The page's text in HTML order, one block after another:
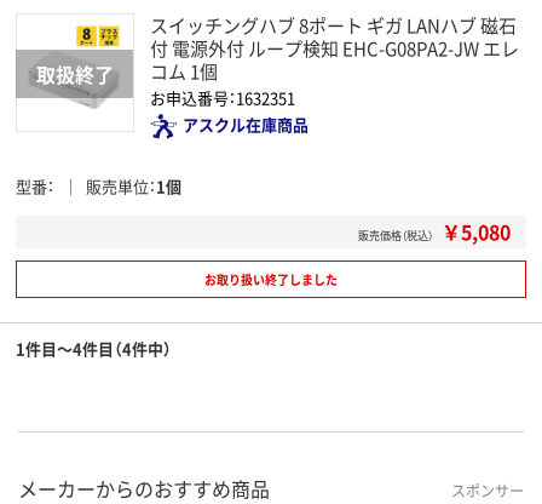
スイッチングハブ 8ポート ギガ LANハブ 磁石
付 電源外付 ループ検知 EHC-G08PA2-JW エレ
コム 1個
お申込番号：1632351
アスクル在庫商品
型番 販売単位 1個
販売価格（税込） ￥5,080
お取り扱い終了しました
1件目～4件目（4件中）
メーカーからのおすすめ商品 スポンサー